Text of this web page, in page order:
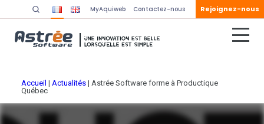
MyAquiweb Contactez-nous Rejoignez-nous
Accueil | Actualités| Astrée Software forme à Productique
Québec